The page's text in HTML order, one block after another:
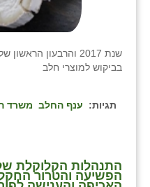
בביקוש למוצרי חלב
תגיות: ענף החלב משרד
התנהלות הקלוקלת של
הפשיעה והטרור